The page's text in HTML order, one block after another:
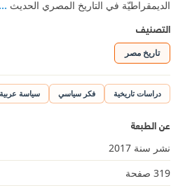
اشترك الآن
الديمقراطيّة في التاريخ المصري الحديث
التصنيف
تاريخ مصر
دراسات تاريخية فكر سياسي سياسة عربية
عن الطبعة
نشر سنة 2017
319 صفحة